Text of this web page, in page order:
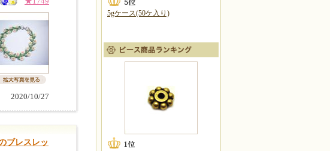
2020/10/27
ブレスレッ
5gケース(50ケ入り)